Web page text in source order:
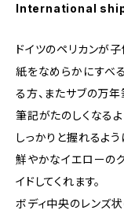
International
ドイツのペリカンが
紙をなめらかにすべ
る方、またサブの万年
筆記がたのしくなる
しっかりと握れるよう
鮮やかなイエローの
イドしてくれます。
ボディ中央のレンズ